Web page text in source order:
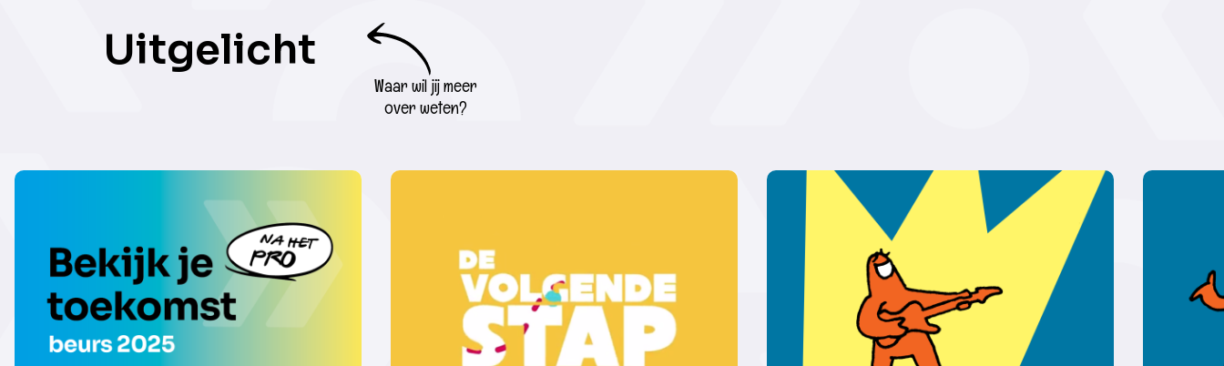
Uitgelicht
Waar wil jij meer
over weten?